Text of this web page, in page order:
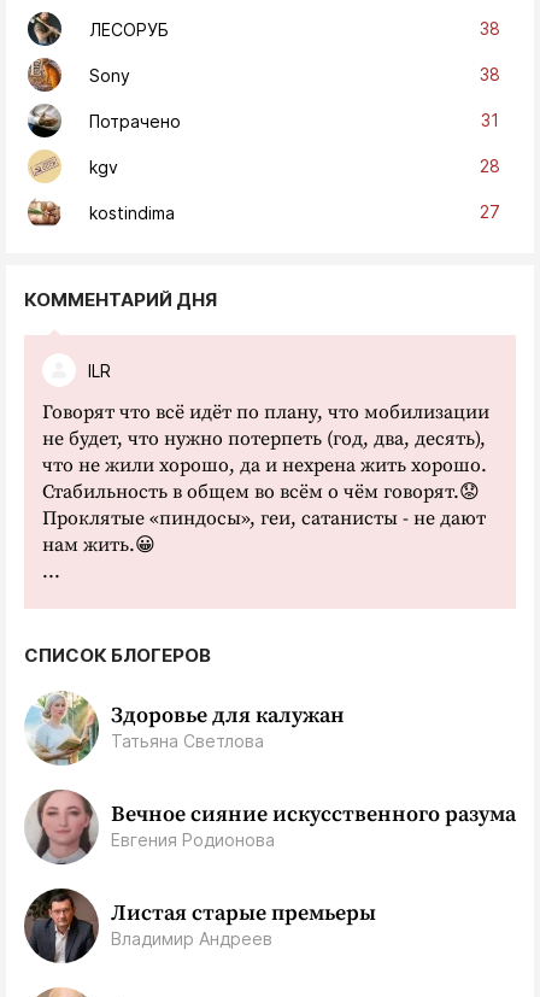
ЛЕСОРУБ 38
Sony 38
Потрачено 31
kgv 28
kostindima 27
КОММЕНТАРИЙ ДНЯ
ILR
Говорят что всё идёт по плану, что мобилизации
не будет, что нужно потерпеть (год, два, десять),
что не жили хорошо, да и нехрена жить хорошо.
Стабильность в общем во всём о чём говорят.😟
Проклятые «пиндосы», геи, сатанисты - не дают
нам жить.😀
...
СПИСОК БЛОГЕРОВ
Здоровье для калужан
Татьяна Светлова
Вечное сияние искусственного разума
Евгения Родионова
Листая старые премьеры
Владимир Андреев